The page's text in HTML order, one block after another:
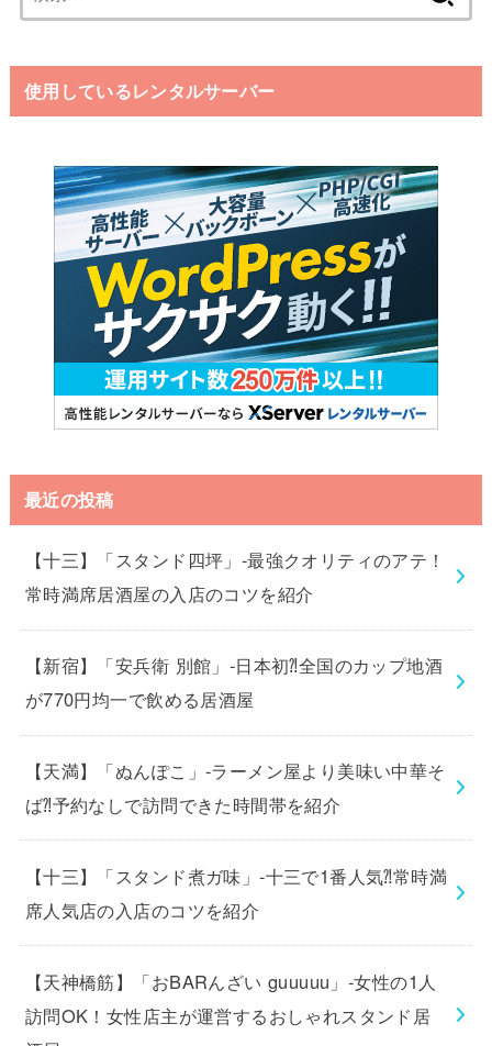
索:
使用しているレンタルサーバー
最近の投稿
【十三】「スタンド四坪」-最強クオリティのアテ！
常時満席居酒屋の入店のコツを紹介
【新宿】「安兵衛 別館」-日本初⁈全国のカップ地酒
が770円均一で飲める居酒屋
【天満】「ぬんぽこ」-ラーメン屋より美味い中華そ
ば⁈予約なしで訪問できた時間帯を紹介
【十三】「スタンド煮ガ味」-十三で1番人気⁈常時満
席人気店の入店のコツを紹介
【天神橋筋】「おBARんざい guuuuu」-女性の1人
訪問OK！女性店主が運営するおしゃれスタンド居